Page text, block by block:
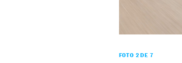
FOTO 2 DE 7